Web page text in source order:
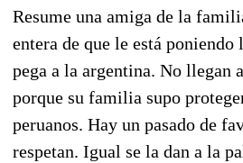
Resume una amiga de la
entera de que le está poniendo
pega a la argentina. No llegan
porque su familia supo
peruanos. Hay un pasado de
respetan. Igual se la dan a la